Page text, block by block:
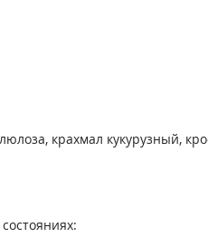
крахмал кукурузный,